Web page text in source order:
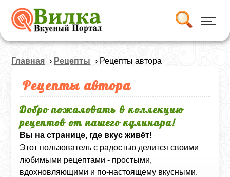
Главная › Рецепты › Рецепты автора
Рецепты автора
Добро пожаловать в коллекцию
рецептов от нашего кулинара!
Вы на странице, где вкус живёт!
Этот пользователь с радостью делится своими
любимыми рецептами - простыми,
вдохновляющими и по-настоящему вкусными.